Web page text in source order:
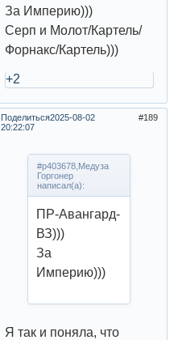
За Империю)))
Серп и Молот/Картель/
Форнакс/Картель)))
+2
Поделиться 189
2025-08-02
20:22:07
#p403678,Медуза
Горгонер
написал(а):
ПР-Авангард-
ВЗ)))
За
Империю)))
Я так и поняла, что